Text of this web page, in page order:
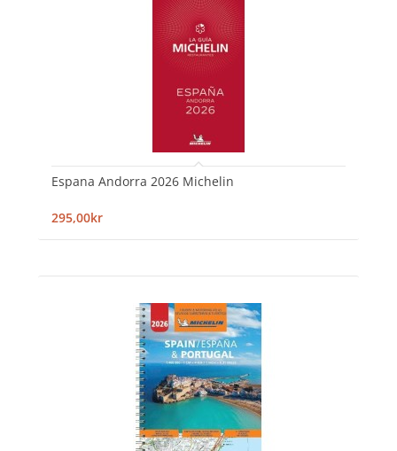
Espana Andorra 2026 Michelin
295,00kr